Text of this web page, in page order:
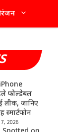
फोल्डेबल
लीक, जानिए
स्मार्टफोन
2026